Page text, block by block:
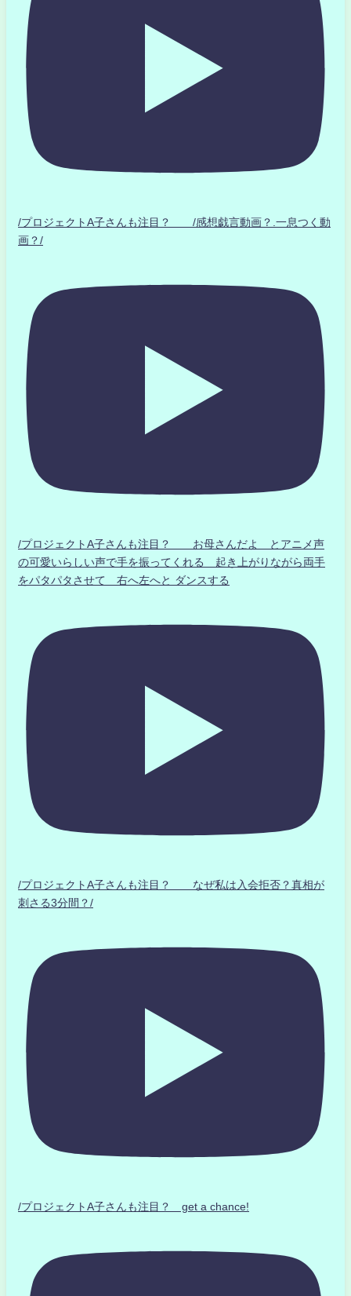
/プロジェクトA子さんも注目？ /感想戯言動画？.一息つく動
画？/
/プロジェクトA子さんも注目？ お母さんだよ とアニメ声
の可愛いらしい声で手を振ってくれる 起き上がりながら両手
をパタパタさせて 右へ左へと ダンスする
/プロジェクトA子さんも注目？ なぜ私は入会拒否？真相が
刺さる3分間？/
/プロジェクトA子さんも注目？ get a chance!